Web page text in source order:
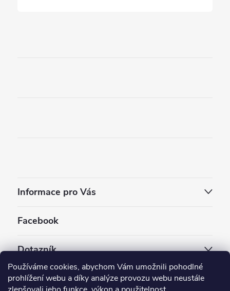
Používáme cookies, abychom Vám umožnili pohodlné
prohlížení webu a díky analýze provozu webu neustále
Informace pro Vás
Facebook
Dotazník
Jaký styl vapování vám vyhovuje ?